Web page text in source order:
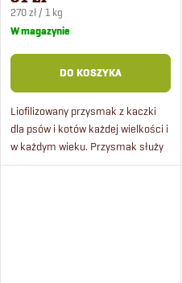
Cena
jednostkowa:
270 zł / 1 kg
W magazynie
DO KOSZYKA
Liofilizowany przysmak z kaczki
dla psów i kotów każdej wielkości i
w każdym wieku. Przysmak służy
jako nagroda podczas zabawy lub